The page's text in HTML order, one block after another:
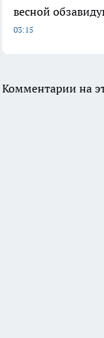
весной
03:15
Комментарии на